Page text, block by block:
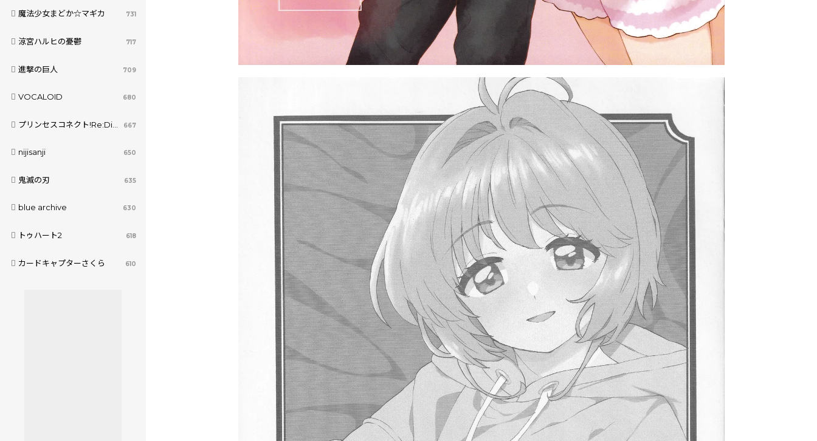
魔法少女まどか☆マギカ 731
涼宮ハルヒの憂鬱 717
進撃の巨人 709
VOCALOID 680
プリンセスコネクト!Re:Dive 667
nijisanji 650
鬼滅の刃 635
blue archive 630
トゥハート2 618
カードキャプターさくら 610